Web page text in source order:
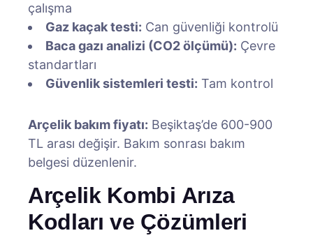
çalışma
Gaz kaçak testi: Can güvenliği kontrolü
Baca gazı analizi (CO2 ölçümü): Çevre
standartları
Güvenlik sistemleri testi: Tam kontrol
Arçelik bakım fiyatı: Beşiktaş’de 600-900
TL arası değişir. Bakım sonrası bakım
belgesi düzenlenir.
Arçelik Kombi Arıza
Kodları ve Çözümleri